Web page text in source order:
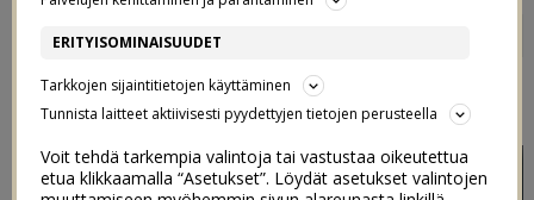
MUTTA MITÄ TAPAHTUI
ETUHIUKSILLE?
5/07/2018
ERITYISOMINAISUUDET
Tarkkojen sijaintitietojen käyttäminen
Tunnista laitteet aktiivisesti pyydettyjen tietojen perusteella
Voit tehdä tarkempia valintoja tai vastustaa oikeutettua
etua klikkaamalla “Asetukset”. Löydät asetukset valintojen